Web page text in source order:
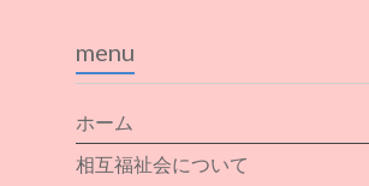
menu
ホーム
相互福祉会について